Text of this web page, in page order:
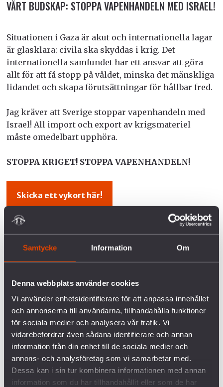
Samtycke Information Om
Denna webbplats använder cookies
Vi använder enhetsidentifierare för att anpassa innehållet
och annonserna till användarna, tillhandahålla funktioner
för sociala medier och analysera vår trafik. Vi
vidarebefordrar även sådana identifierare och annan
information från din enhet till de sociala medier och
annons- och analysföretag som vi samarbetar med.
Dessa kan i sin tur kombinera informationen med annan
information som du har tillhandahållit eller som de har
VÅRT BUDSKAP: STOPPA VAPENHANDELN MED ISRAEL!
Situationen i Gaza är akut och internationella lagar
är glasklara: civila ska skyddas i krig. Det
internationella samfundet har ett ansvar att göra
allt för att få stopp på våldet, minska det mänskliga
lidandet och skapa förutsättningar för hållbar fred.
Jag kräver att Sverige stoppar vapenhandeln med
Israel! All import och export av krigsmateriel
måste omedelbart upphöra.
STOPPA KRIGET! STOPPA VAPENHANDELN!
Skicka ett vykort här!
DITT ENGAGEMANG HAR BETYDELSE
sitt motstånd mot våldet och kriget mellan Israel
och Hamas. Genom manifestationer,
demonstrationer och andra stödaktioner kan vi alla
bidra till att visa engagemang och motstånd.
Vykortsaktionen är en pusselbit i ett stort arbete för
att sätta press på makthavare att fördöma våldet
och ta steg mot en fredligare värld.